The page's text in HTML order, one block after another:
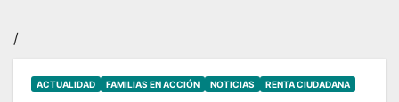
/
ACTUALIDAD FAMILIAS EN ACCIÓN NOTICIAS RENTA CIUDADANA